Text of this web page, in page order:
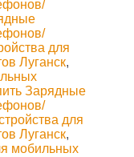
для
Луганск,
Зарядные
для
Луганск,
мобильных